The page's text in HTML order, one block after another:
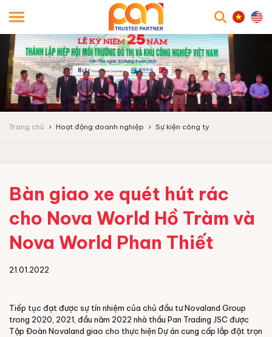
Trang chủ Hoạt động doanh nghiệp Sự kiện công ty
Bàn giao xe quét hút rác
cho Nova World Hồ Tràm và
Nova World Phan Thiết
21.01.2022
Tiếp tục đạt được sự tín nhiệm của chủ đầu tư Novaland Group
trong 2020, 2021, đầu năm 2022 nhà thầu Pan Trading JSC được
Tập Đoàn Novaland giao cho thực hiện Dự án cung cấp lắp đặt trọn